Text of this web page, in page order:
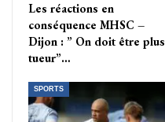
Les réactions en
conséquence MHSC –
Dijon : ” On doit être plus
tueur”…
SPORTS